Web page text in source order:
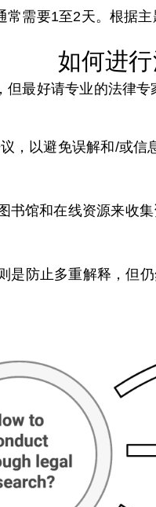
需要1至2天。根据
如何进
最好请专业的法律
，以避免误解和/或信
书馆和在线资源来收
是防止多重解释，但